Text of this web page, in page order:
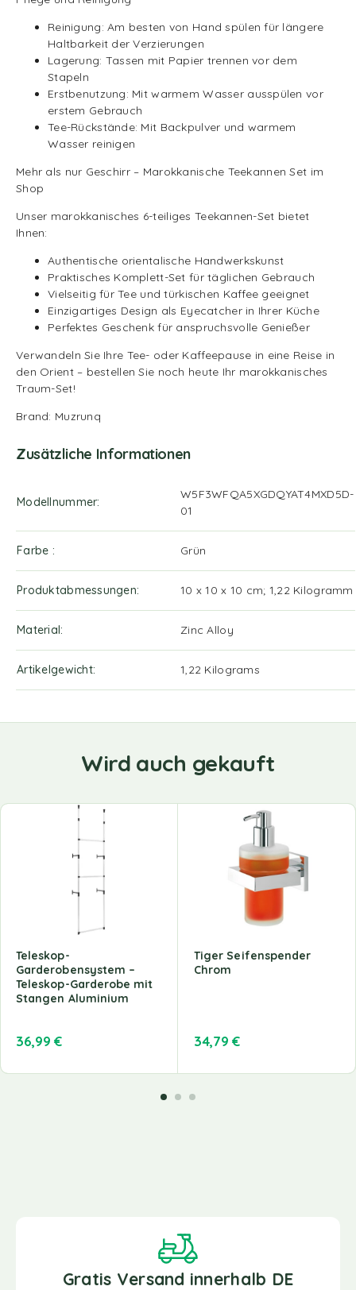
Reinigung: Am besten von Hand spülen für längere
Haltbarkeit der Verzierungen
Lagerung: Tassen mit Papier trennen vor dem
Stapeln
Erstbenutzung: Mit warmem Wasser ausspülen vor
erstem Gebrauch
Tee-Rückstände: Mit Backpulver und warmem
Wasser reinigen
Mehr als nur Geschirr – Marokkanische Teekannen Set im
Shop
Unser marokkanisches 6-teiliges Teekannen-Set bietet
Ihnen:
Authentische orientalische Handwerkskunst
Praktisches Komplett-Set für täglichen Gebrauch
Vielseitig für Tee und türkischen Kaffee geeignet
Einzigartiges Design als Eyecatcher in Ihrer Küche
Perfektes Geschenk für anspruchsvolle Genießer
Verwandeln Sie Ihre Tee- oder Kaffeepause in eine Reise in
den Orient – bestellen Sie noch heute Ihr marokkanisches
Traum-Set!
Brand: Muzrunq
Zusätzliche Informationen
Modellnummer
‎W5F3WFQA5XGDQYAT4MXD5D-
01
Farbe ‎ Grün
Produktabmessungen ‎10 x 10 x 10 cm; 1,22 Kilogramm
Material ‎Zinc Alloy
Artikelgewicht ‎1,22 Kilograms
Wird auch gekauft
Teleskop-
Garderobensystem –
Teleskop-Garderobe mit
Stangen Aluminium
36,99 €
Tiger Seifenspender
Chrom
34,79 €
Gratis Versand innerhalb DE